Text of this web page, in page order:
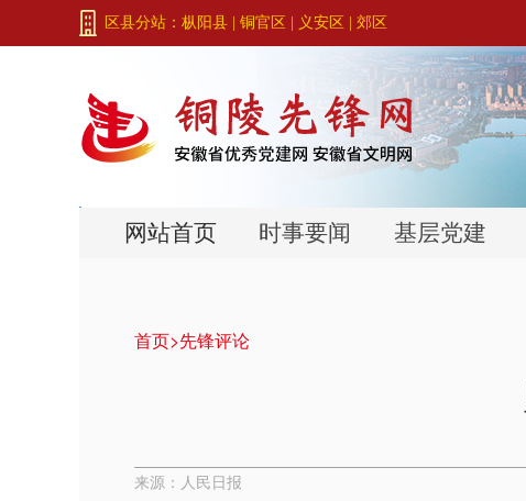
区县分站： 枞阳县 铜官区 义安区 郊区
网站首页 时事要闻 基层党建
首页>先锋评论
来源：人民日报